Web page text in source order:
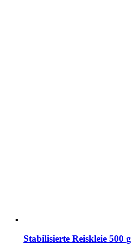
Stabilisierte Reiskleie 500 g